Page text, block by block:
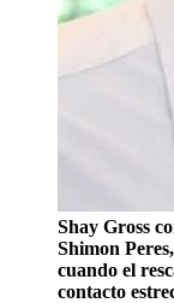
Shay Gross
Shimon
cuando el
contacto